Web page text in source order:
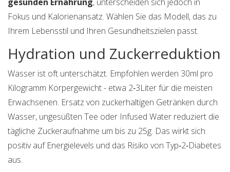
Fokus und Kalorienansatz. Wählen Sie das Modell, das zu
Ihrem Lebensstil und Ihren Gesundheitszielen passt.
Hydration und Zuckerreduktion
Wasser ist oft unterschätzt. Empfohlen werden 30ml pro
Kilogramm Körpergewicht - etwa 2‑3Liter für die meisten
Erwachsenen. Ersatz von zuckerhaltigen Getränken durch
Wasser, ungesüßten Tee oder Infused Water reduziert die
tägliche Zuckeraufnahme um bis zu 25g. Das wirkt sich
positiv auf Energielevels und das Risiko von Typ‑2‑Diabetes
aus.